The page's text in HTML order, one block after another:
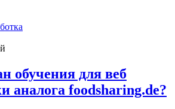
обучения для веб
аналога foodsharing.de?